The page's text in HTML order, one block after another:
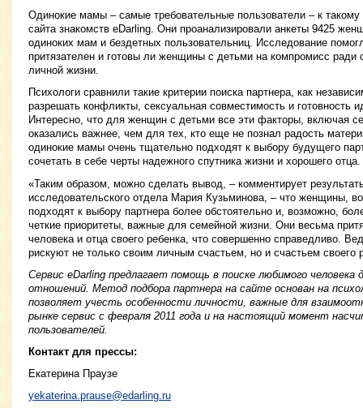
Одинокие мамы – самые требовательные пользователи – к
сайта знакомств eDarling. Они проанализировали анкеты 9425
одиноких мам и бездетных пользовательниц. Исследование
притязателен и готовы ли женщины с детьми на компромисс ради
личной жизни.
Психологи сравнили такие критерии поиска партнера, как
разрешать конфликты, сексуальная совместимость и готовность
Интересно, что для женщин с детьми все эти факторы, включая
оказались важнее, чем для тех, кто еще не познал радость
одинокие мамы очень тщательно подходят к выбору будущего
сочетать в себе черты надежного спутника жизни и хорошего отца.
«Таким образом, можно сделать вывод, – комментирует
исследовательского отдела Мария Кузьминова, – что женщины,
подходят к выбору партнера более обстоятельно и, возможно,
четкие приоритеты, важные для семейной жизни. Они весьма
человека и отца своего ребенка, что совершенно справедливо.
рискуют не только своим личным счастьем, но и счастьем своего
Сервис eDarling предлагает помощь в поиске любимого человека
отношений. Метод подбора партнера на сайте основан на
позволяет учесть особенности личности, важные для
рынке сервис с февраля 2011 года и на настоящий момент
пользователей.
Контакт для прессы:
Екатерина Праузе
yekaterina.prause@edarling.ru